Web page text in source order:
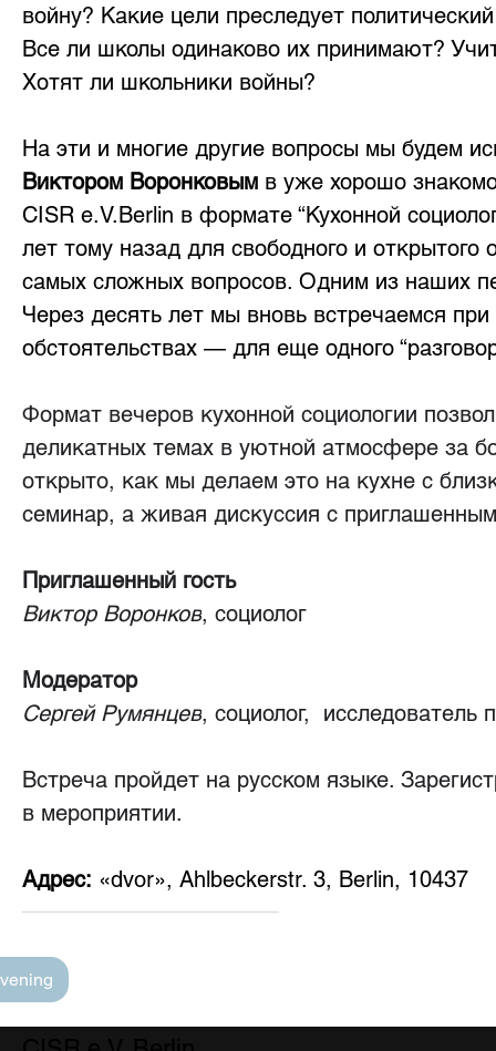
войну? Какие цели преследует
Все ли школы одинаково их принимают?
Хотят ли школьники войны?
На эти и многие другие вопросы мы будем
Виктором Воронковым в уже хорошо
CISR e.V.Berlin в формате “Кухонной
лет тому назад для свободного и
самых сложных вопросов. Одним из наших
Через десять лет мы вновь встречаемся
обстоятельствах — для еще одного
Формат вечеров кухонной социологии
деликатных темах в уютной атмосфере за
открыто, как мы делаем это на кухне с
семинар, а живая дискуссия с
Приглашенный гость
Виктор Воронков, социолог
Модератор
Сергей Румянцев, социолог,
Встреча пройдет на русском языке.
в мероприятии.
Aдрес: «dvor», Ahlbeckerstr. 3, Berlin, 10437